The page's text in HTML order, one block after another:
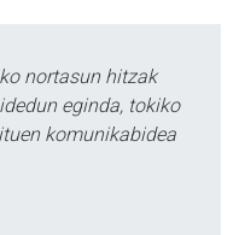
nortasun hitzak
eginda, tokiko
komunikabidea